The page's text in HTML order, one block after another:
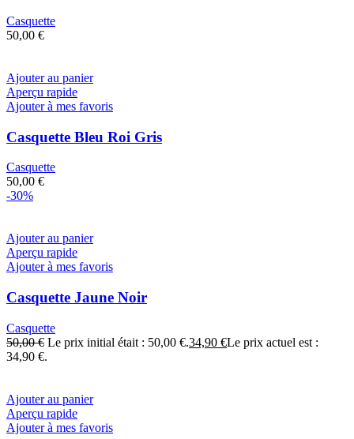
Casquette
50,00 €
Ajouter au panier
Aperçu rapide
Ajouter à mes favoris
Casquette Bleu Roi Gris
Casquette
50,00 €
-30%
Ajouter au panier
Aperçu rapide
Ajouter à mes favoris
Casquette Jaune Noir
Casquette
50,00€ Le prix initial était : 50,00 €.34,90 €Le prix actuel est :
34,90 €.
Ajouter au panier
Aperçu rapide
Ajouter à mes favoris